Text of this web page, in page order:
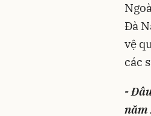
Đà
vệ
các
-
năm